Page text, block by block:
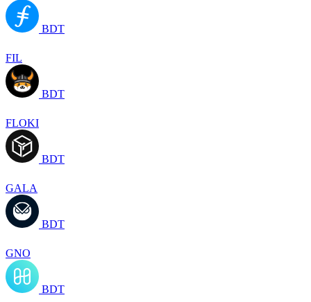
BDT
FIL
BDT
FLOKI
BDT
GALA
BDT
GNO
BDT